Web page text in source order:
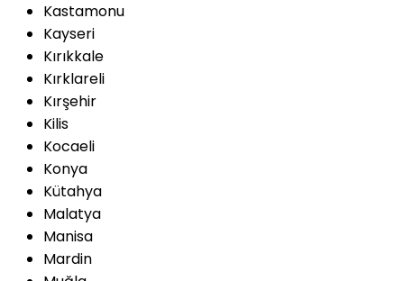
Kastamonu
Kayseri
Kırıkkale
Kırklareli
Kırşehir
Kilis
Kocaeli
Konya
Kütahya
Malatya
Manisa
Mardin